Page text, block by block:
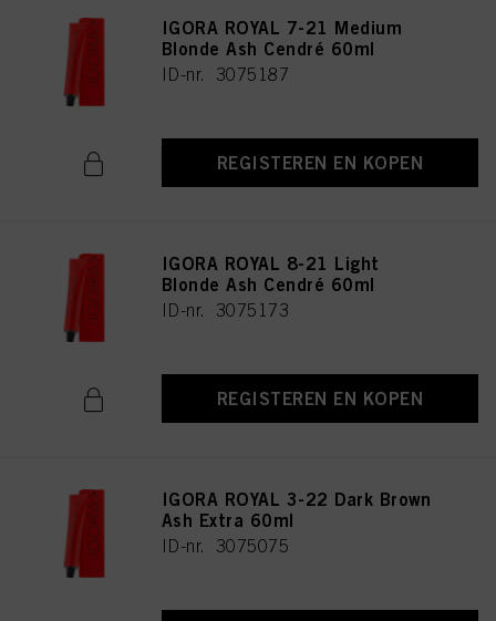
IGORA ROYAL 7-21 Medium
Blonde Ash Cendré 60ml
ID-nr. 3075187
REGISTEREN EN KOPEN
IGORA ROYAL 8-21 Light
Blonde Ash Cendré 60ml
ID-nr. 3075173
REGISTEREN EN KOPEN
IGORA ROYAL 3-22 Dark Brown
Ash Extra 60ml
ID-nr. 3075075